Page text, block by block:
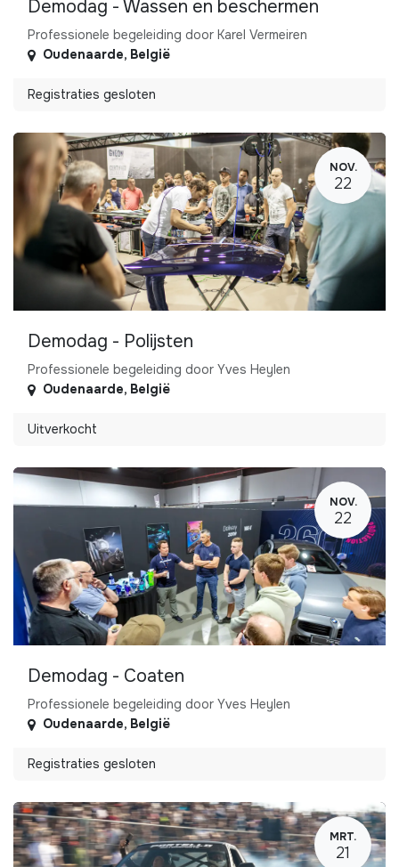
Demodag - Wassen en beschermen
Professionele begeleiding door Karel Vermeiren
Oudenaarde, België
Registraties gesloten
NOV.
22
Demodag - Polijsten
Professionele begeleiding door Yves Heylen
Oudenaarde, België
Uitverkocht
NOV.
22
Demodag - Coaten
Professionele begeleiding door Yves Heylen
Oudenaarde, België
Registraties gesloten
MRT.
21